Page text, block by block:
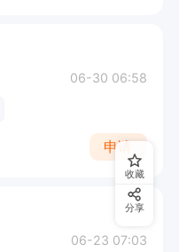
06-30 06:58
申请
06-23 07:03
收藏
分享